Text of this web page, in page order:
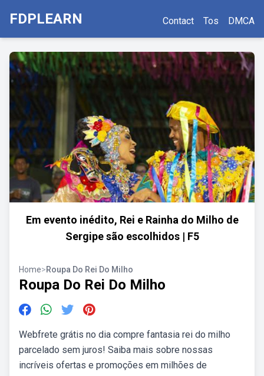
FDPLEARN Contact Tos DMCA
Em evento inédito, Rei e Rainha do Milho de
Sergipe são escolhidos | F5
Home>Roupa Do Rei Do Milho
Roupa Do Rei Do Milho
Webfrete grátis no dia compre fantasia rei do milho
parcelado sem juros! Saiba mais sobre nossas
incríveis ofertas e promoções em milhões de